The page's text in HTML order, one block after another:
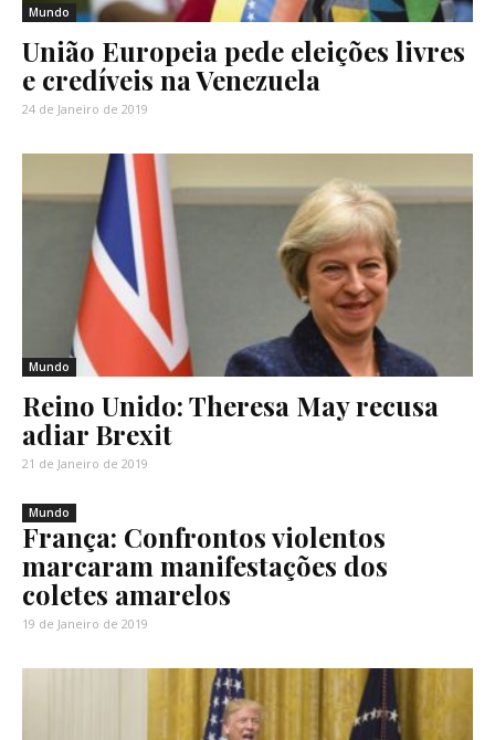
Mundo
União Europeia pede eleições livres
e credíveis na Venezuela
24 de Janeiro de 2019
Mundo
Reino Unido: Theresa May recusa
adiar Brexit
21 de Janeiro de 2019
Mundo
França: Confrontos violentos
marcaram manifestações dos
coletes amarelos
19 de Janeiro de 2019